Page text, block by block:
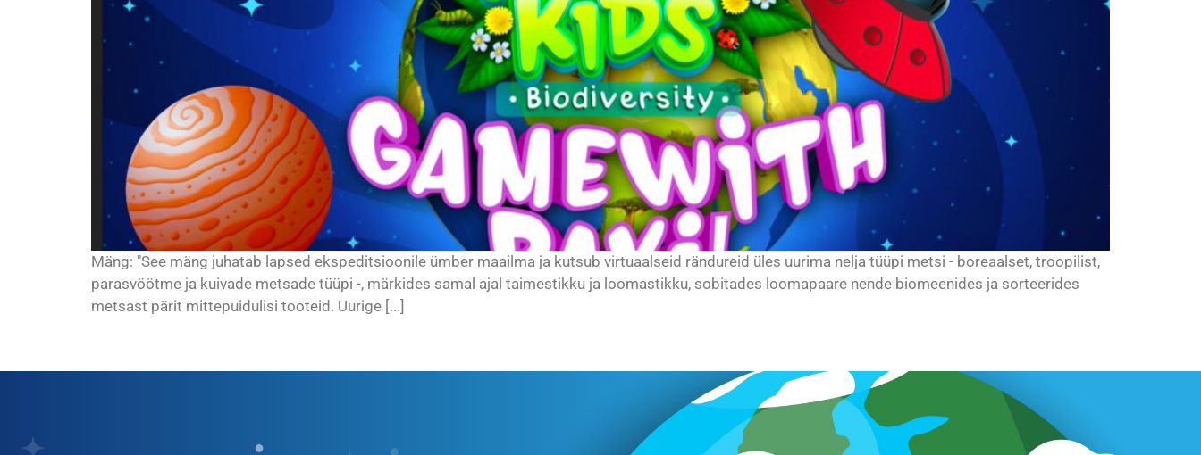
Mäng: "See mäng juhatab lapsed ekspeditsioonile ümber maailma ja kutsub virtuaalseid rändureid üles uurima nelja tüüpi metsi - boreaalset, troopilist,
parasvöötme ja kuivade metsade tüüpi -, märkides samal ajal taimestikku ja loomastikku, sobitades loomapaare nende biomeenides ja sorteerides
metsast pärit mittepuidulisi tooteid. Uurige [...]